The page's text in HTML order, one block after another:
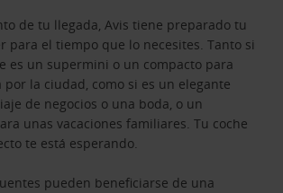
de tu llegada, Avis tiene preparado tu
para el tiempo que lo necesites. Tanto si
es un supermini o un compacto para
la ciudad, como si es un elegante
de negocios o una boda, o un
unas vacaciones familiares. Tu coche
te está esperando.
pueden beneficiarse de una